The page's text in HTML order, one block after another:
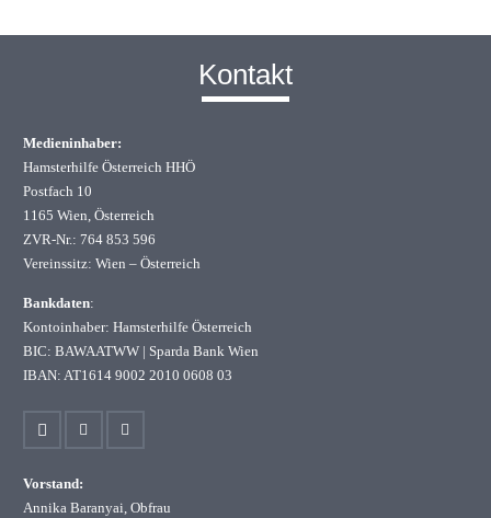
Kontakt
Medieninhaber:
Hamsterhilfe Österreich HHÖ
Postfach 10
1165 Wien, Österreich
ZVR-Nr.: 764 853 596
Vereinssitz: Wien – Österreich
Bankdaten:
Kontoinhaber: Hamsterhilfe Österreich
BIC: BAWAATWW | Sparda Bank Wien
IBAN: AT1614 9002 2010 0608 03
Vorstand:
Annika Baranyai, Obfrau